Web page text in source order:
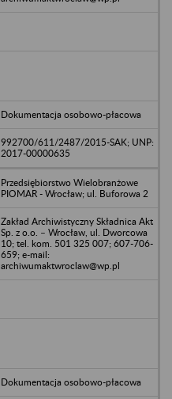
Dokumentacja osobowo-płacowa
992700/611/2487/2015-SAK; UNP:
2017-00000635
Przedsiębiorstwo Wielobranżowe
PIOMAR - Wrocław; ul. Buforowa 2
Zakład Archiwistyczny Składnica Akt
Sp. z o.o. – Wrocław, ul. Dworcowa
10; tel. kom. 501 325 007; 607-706-
659; e-mail:
archiwumaktwroclaw@wp.pl
Dokumentacja osobowo-płacowa